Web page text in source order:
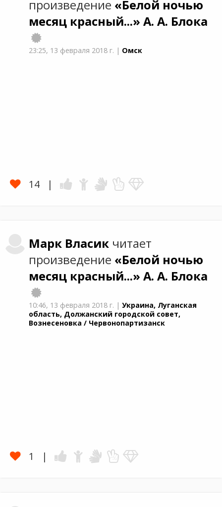
произведение «Белой ночью
месяц красный...»А. А. Блока
23:25, 13 февраля 2018 г. | Омск
14
Марк Власик читает
произведение «Белой ночью
месяц красный...»А. А. Блока
10:46, 13 февраля 2018 г. |Украина, Луганская
область, Должанский городской совет,
Вознесеновка / Червонопартизанск
1